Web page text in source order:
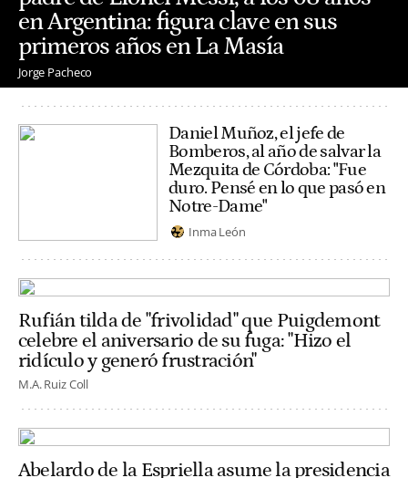
en Argentina: figura clave en sus
primeros años en La Masía
Jorge Pacheco
Daniel Muñoz, el jefe de
Bomberos, al año de salvar la
Mezquita de Córdoba: "Fue
duro. Pensé en lo que pasó en
Notre-Dame"
Inma León
Rufián tilda de "frivolidad" que Puigdemont
celebre el aniversario de su fuga: "Hizo el
ridículo y generó frustración"
M.A. Ruiz Coll
Abelardo de la Espriella asume la presidencia